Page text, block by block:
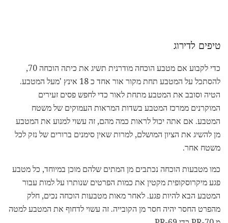
טיפים לדירוג
כדי לקבוע אם מטבע הוכחה מודרנית תשיג את כיתה הוכחה 70,
להסתכל על המטבע תחת מקור אור אחד כ 18 אינץ 'מעל המטבע.
הטיה וסובב את המטבע מתחת לאור כדי לחפש פסים זעירים
המוקרנים ממרכז המטבע בשדות המראות העמוקים של משטח
המטבע. אם אתה יכול לראות כמה מהם, זה עשוי למנוע את המטבע
מן להשיג את הציון המושלם, למרות שאין סימנים ברורים של נזק לכל
משטח אחר.
כמו מטבעות הוכחה נכתבים מן המתים שלהם מוכן במיוחד, כל מטבע
פגע מיקרוסקופית מקטין את כמות הפרטים שנותרו על למות עבור
המטבע הבא להיות פגע. לאחר מאות מטבעות הוכחה נכים, חלק
מהפרט החסר יהיה חסר מן הקובייה. זה עשוי לדחוף את המטבע למטה